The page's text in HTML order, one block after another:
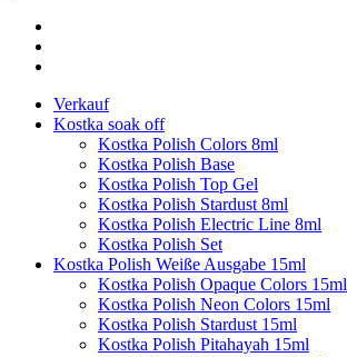
Verkauf
Kostka soak off
Kostka Polish Colors 8ml
Kostka Polish Base
Kostka Polish Top Gel
Kostka Polish Stardust 8ml
Kostka Polish Electric Line 8ml
Kostka Polish Set
Kostka Polish Weiße Ausgabe 15ml
Kostka Polish Opaque Colors 15ml
Kostka Polish Neon Colors 15ml
Kostka Polish Stardust 15ml
Kostka Polish Pitahayah 15ml